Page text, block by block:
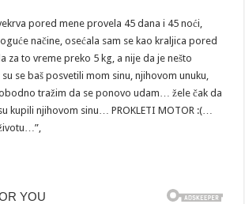
pored mene provela 45 dana i 45 noći,
načine, osećala sam se kao kraljica pored
za to vreme preko 5 kg, a nije da je nešto
se baš posvetili mom sinu, njihovom unuku,
tražim da se ponovo udam… žele čak da
kupili njihovom sinu… PROKLETI MOTOR :(…